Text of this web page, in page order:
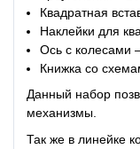
Квадратная
Наклейки для
Ось с колесами
Книжка со
Данный набор
механизмы.
Так же в линейке